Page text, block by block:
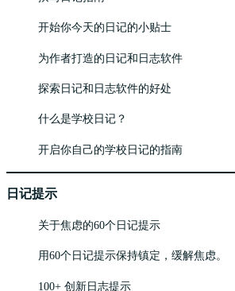
开始你今天的日记的小贴士
为作者打造的日记和日志软件
探索日记和日志软件的好处
什么是学校日记？
开启你自己的学校日记的指南
日记提示
关于焦虑的60个日记提示
用60个日记提示保持镇定，缓解焦虑。
100+ 创新日志提示